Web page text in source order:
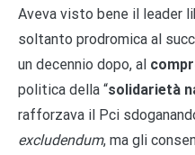
Aveva visto bene il leader
soltanto prodromica al
un decennio dopo, al
politica della “solidarietà
rafforzava il Pci
excludendum, ma gli